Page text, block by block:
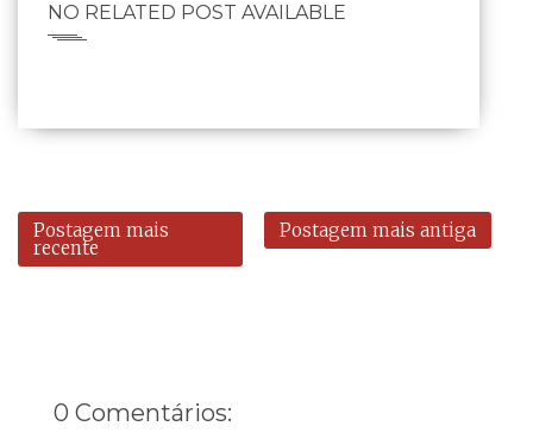
NO RELATED POST AVAILABLE
Postagem mais
recente
Postagem mais antiga
0 Comentários: